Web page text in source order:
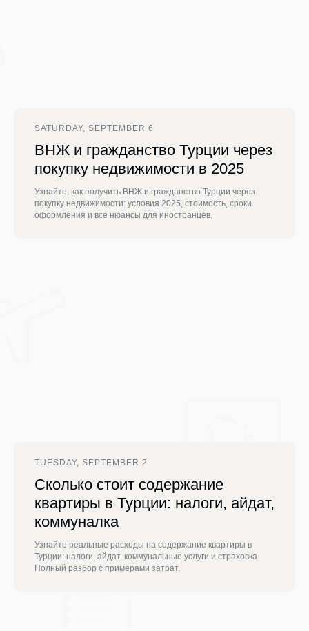
SATURDAY, SEPTEMBER 6
ВНЖ и гражданство Турции через
покупку недвижимости в 2025
Узнайте, как получить ВНЖ и гражданство Турции через
покупку недвижимости: условия 2025, стоимость, сроки
оформления и все нюансы для иностранцев.
TUESDAY, SEPTEMBER 2
Сколько стоит содержание
квартиры в Турции: налоги, айдат,
коммуналка
Узнайте реальные расходы на содержание квартиры в
Турции: налоги, айдат, коммунальные услуги и страховка.
Полный разбор с примерами затрат.